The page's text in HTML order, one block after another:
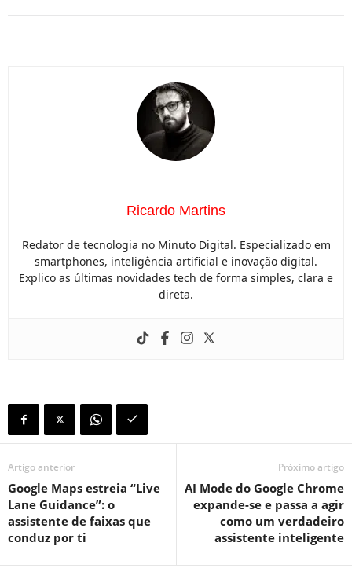
Ricardo Martins
Redator de tecnologia no Minuto Digital. Especializado em
smartphones, inteligência artificial e inovação digital.
Explico as últimas novidades tech de forma simples, clara e
direta.
Artigo anterior
Google Maps estreia “Live
Lane Guidance”: o
assistente de faixas que
conduz por ti
Próximo artigo
AI Mode do Google Chrome
expande-se e passa a agir
como um verdadeiro
assistente inteligente